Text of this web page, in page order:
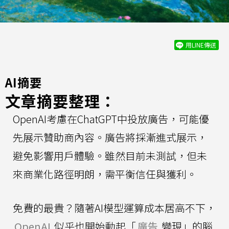
用LINE傳送
AI摘要
文章摘要整理：
OpenAI考慮在ChatGPT中投放廣告，可能優
先展示贊助商內容。廣告將採漸進式展示，
避免影響用戶體驗。雖然目前未測試，但未
來商業化路徑明朗，需平衡信任與獲利。
免費的最貴？隨著AI模型運算成本居高不下，